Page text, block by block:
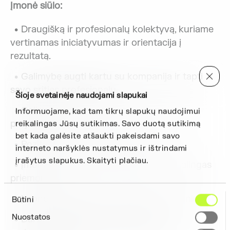
Šioje svetainėje naudojami slapukai
Informuojame, kad tam tikrų slapukų naudojimui
reikalingas Jūsų sutikimas. Savo duotą sutikimą
bet kada galėsite atšaukti pakeisdami savo
interneto naršyklės nustatymus ir ištrindami
įrašytus slapukus. Skaityti plačiau.
Sutikimo
Būtini
Nuostatos
Įmonė siūlo:
Draugišką ir profesionalų kolektyvą, kuriame
vertinamas iniciatyvumas ir orientacija į
rezultatą.
Galimybę augti kartu su kompanija ir tapti
savo srities profesionalu.
Galimybę dirbti su dideliais ir moderniais
projektais.
Pozityvią ir saugią darbo aplinką.
Įmonės automobilį ir kitas darbui reikalingas
Įmonės tradicijas ir komandinius renginius.
Darbo užmokestį nuo 4630 Eur su